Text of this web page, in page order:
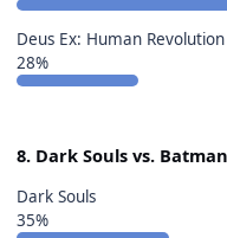
Deus Ex: Human Revolution
28%
8. Dark Souls vs.
Dark Souls
35%